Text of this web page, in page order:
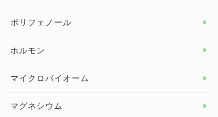
健康セミナー
ビタミン＆ミネラル トップ
ビタミンE
ポリフェノール
ホルモン
マイクロバイオーム
マグネシウム